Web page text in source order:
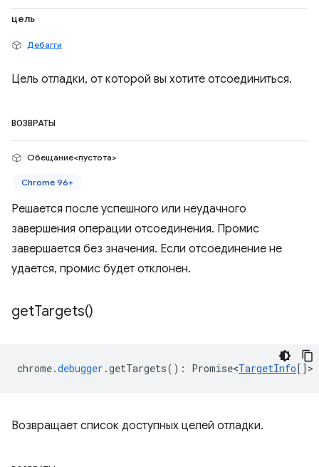
цель
Дебагги
Цель отладки, от которой вы хотите отсоединиться.
ВОЗВРАТЫ
Обещание<пустота>
Chrome 96+
Решается после успешного или неудачного
завершения операции отсоединения. Промис
завершается без значения. Если отсоединение не
удается, промис будет отклонен.
getTargets()
chrome.debugger .getTargets() : Promise<TargetInfo[] >
Возвращает список доступных целей отладки.